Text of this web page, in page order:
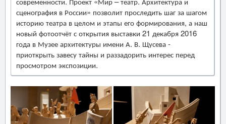
сценография в России» позволит проследить шаг за шагом
историю театра в целом и этапы его формирования, а наш
новый фотоотчёт с открытия выставки 21 декабря 2016
года в Музее архитектуры имени А. В. Щусева -
приоткрыть завесу тайны и раззадорить интерес перед
просмотром экспозиции.